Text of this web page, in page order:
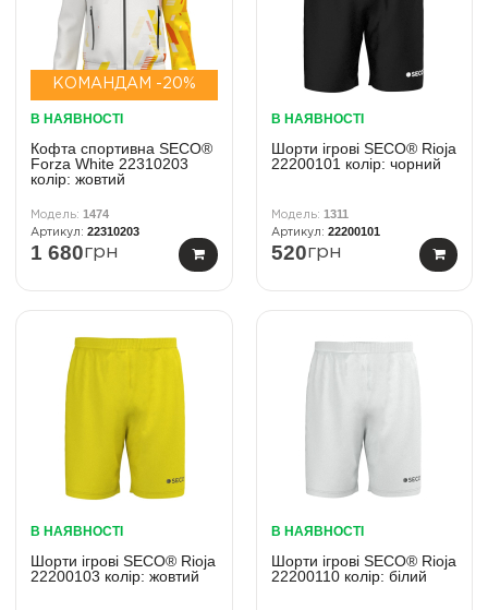
КОМАНДАМ -20%
В НАЯВНОСТІ
Кофта спортивна SECO®
Forza White 22310203
колiр: жовтий
1474
22310203
1 680грн
В НАЯВНОСТІ
Шорти ігрові SECO® Rioja
22200101 колiр: чорний
1311
22200101
520грн
В НАЯВНОСТІ
Шорти ігрові SECO® Rioja
22200103 колiр: жовтий
В НАЯВНОСТІ
Шорти ігрові SECO® Rioja
22200110 колiр: білий